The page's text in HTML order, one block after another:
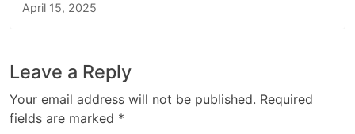
April 15, 2025
Leave a Reply
Your email address will not be published. Required
fields are marked *